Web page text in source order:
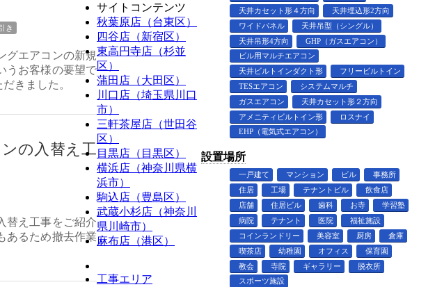
き
グエアコンの新規
うお客様の要望で
きました。
の入替え工
替え工事をご紹介
あるため撤去作業
天井カセット形４方向
天井埋込形2方向
ワイドパネル
天井吊型（シングル）
天井吊形4方向
GHP（ガスエアコン）
ビル用マルチエアコン
天井ビルトインダクト形
フリービルトイン
TESエアコン
システムマルチ
ガスエアコン
天井カセット形２方向
アメニティビルトイン形
ロスナイ
EHP（電気式エアコン）
設置場所
一戸建て マンション ビル
事務所
住居
工場 テナントビル
飲食店
店舗
住居ビル 歯科 お寺
学習塾
病院
テナント 医院
福祉施設
コインランドリー
美容室 厨房
倉庫
喫茶店
幼稚園 オフィス
保育園
教会
寺院 ギャラリー
脱衣所
スポーツ施設
サイトコンテンツ
秋葉原店（台東区）
四谷店（新宿区）
東高円寺店（杉並
区）
蒲田店（大田区）
川口店（埼玉県川口
市）
三軒茶屋店（世田谷
区）
目黒店（目黒区）
横浜店（神奈川県横
浜市）
駒込店（豊島区）
武蔵小杉店（神奈川
県川崎市）
麻布店（港区）
工事エリア